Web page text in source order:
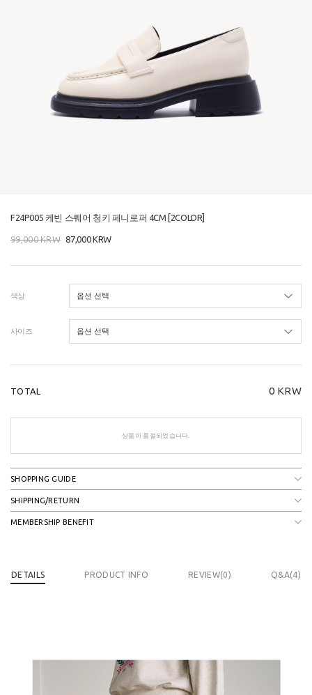
F24P005 케빈 스퀘어 청키 페니로퍼 4CM [2COLOR]
99,000KRW 87,000KRW
색상
사이즈
TOTAL 0 KRW
상품이 품절되었습니다.
SHOPPING GUIDE
SHIPPING/RETURN
MEMBERSHIP BENEFIT
DETAILS PRODUCT INFO REVIEW(0) Q&A(4)